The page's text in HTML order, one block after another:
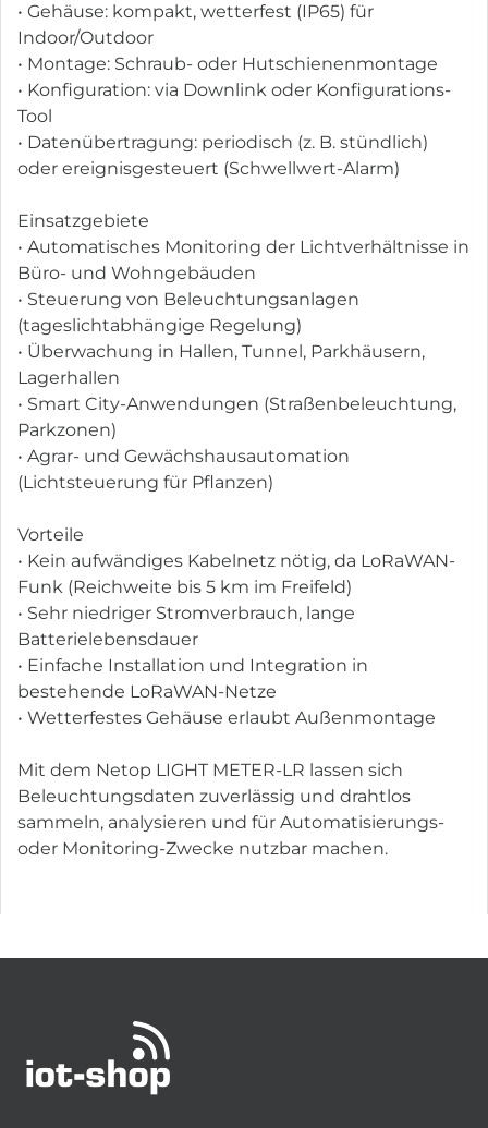
• Gehäuse: kompakt, wetterfest (IP65) für
Indoor/Outdoor
• Montage: Schraub- oder Hutschienenmontage
• Konfiguration: via Downlink oder Konfigurations-
Tool
• Datenübertragung: periodisch (z. B. stündlich)
oder ereignis­gesteuert (Schwellwert-Alarm)
Einsatzgebiete
• Automatisches Monitoring der Lichtverhältnisse in
Büro- und Wohngebäuden
• Steuerung von Beleuchtungsanlagen
(tageslichtabhängige Regelung)
• Überwachung in Hallen, Tunnel, Parkhäusern,
Lagerhallen
• Smart City-Anwendungen (Straßenbeleuchtung,
Parkzonen)
• Agrar- und Gewächshausautomation
(Lichtsteuerung für Pflanzen)
Vorteile
• Kein aufwändiges Kabelnetz nötig, da LoRaWAN-
Funk (Reichweite bis 5 km im Freifeld)
• Sehr niedriger Stromverbrauch, lange
Batterielebensdauer
• Einfache Installation und Integration in
bestehende LoRaWAN-Netze
• Wetterfestes Gehäuse erlaubt Außenmontage
Mit dem Netop LIGHT METER-LR lassen sich
Beleuchtungsdaten zuverlässig und drahtlos
sammeln, analysieren und für Automatisierungs-
oder Monitoring-Zwecke nutzbar machen.